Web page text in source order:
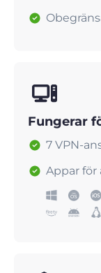
Fungerar
7 VPN-
Appar för